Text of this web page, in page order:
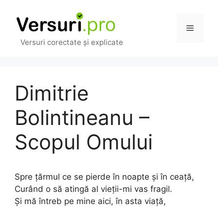
conținut
Versuri corectate și explicate
Meniu
Dimitrie
Bolintineanu –
Scopul Omului
Spre țărmul ce se pierde în noapte și în ceață,
Curând o să atingă al vieții-mi vas fragil.
Și mă întreb pe mine aici, în asta viață,